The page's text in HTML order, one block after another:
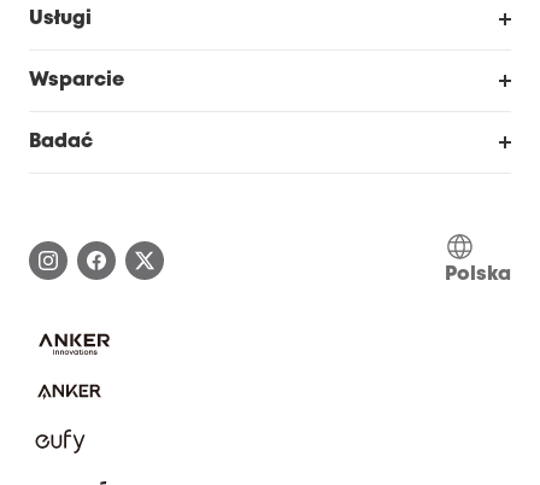
Nagrody Myeufy
Usługi
Wsparcie
Zgłoś lukę w zabezpieczeniach
Pobierz e-podręcznik
Anuluj zamówienie
Badać
Społeczność Bezpieczeństwa Eufy
Społeczność Eufy Clean
Zniżka studencka
Polska